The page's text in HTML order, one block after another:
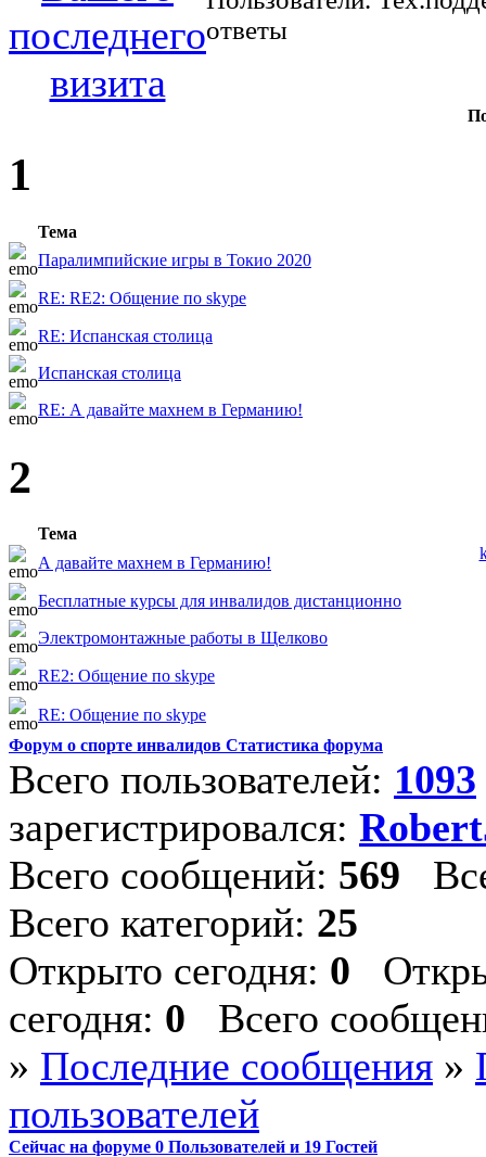
ответы
1
Тема
Паралимпийские игры в Токио 2020
RE: RE2: Общение по skype
RE: Испанская столица
Испанская столица
RE: А давайте махнем в Германию!
2
Тема
А давайте махнем в Германию!
Бесплатные курсы для инвалидов дистанционно
Электромонтажные работы в Щелково
RE2: Общение по skype
RE: Общение по skype
Форум о спорте инвалидов Статистика форума
Всего пользователей: 1093
зарегистрировался:
Всего сообщений: 569
Всего категорий: 25
Открыто сегодня: 0
сегодня: 0 Всего
» Последние сообщения »
пользователей
Сейчас на форуме 0 Пользователей и 19 Гостей